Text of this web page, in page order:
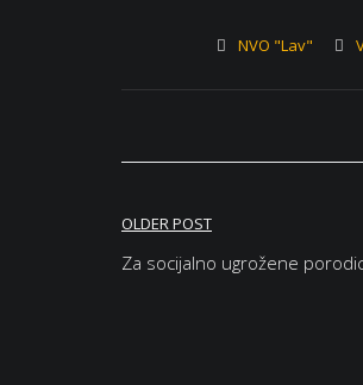
NVO "Lav"
Кретање
чланка
OLDER POST
Za socijalno ugrožene